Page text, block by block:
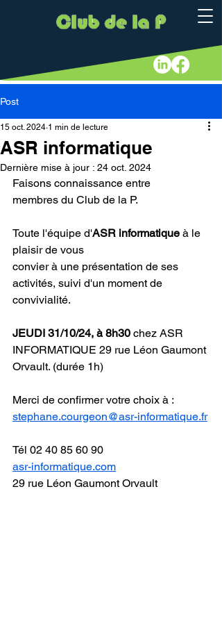
Post
ASR informatique
15 oct. 2024 1 min de lecture
Dernière mise à jour : 24 oct. 2024
Faisons connaissance entre
membres du Club de la P.
Toute l'équipe d'ASR informatique à le
plaisir de vous
convier à une présentation de ses
activités, suivi d'un moment de
convivialité.
JEUDI 31/10/24, à 8h30 chez ASR
INFORMATIQUE 29 rue Léon Gaumont
Orvault. (durée 1h)
Merci de confirmer votre choix à :
stephane.courgeon@asr-informatique.fr
Tél 02 40 85 60 90
asr-informatique.com
29 rue Léon Gaumont Orvault